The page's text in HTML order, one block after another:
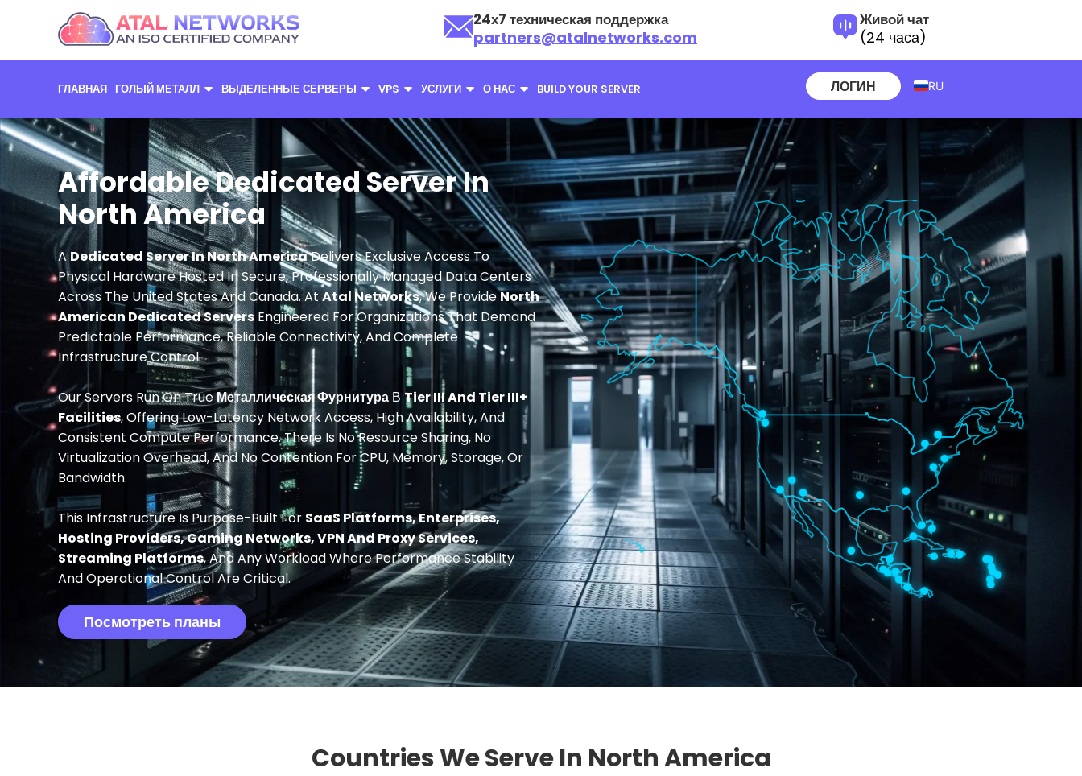
24х7 техническая поддержка
partners@atalnetworks.com
Живой чат
(24 часа)
ГЛАВНАЯ ГОЛЫЙ МЕТАЛЛ ВЫДЕЛЕННЫЕ СЕРВЕРЫ VPS УСЛУГИ О НАС BUILD YOUR SERVER ЛОГИН RU
Affordable Dedicated Server In
North America
ADedicated Server In North AmericaDelivers Exclusive Access To
Physical Hardware Hosted In Secure, Professionally Managed Data Centers
Across The United States And Canada. AtAtal Networks, We ProvideNorth
American Dedicated Servers Engineered For Organizations That Demand
Predictable Performance, Reliable Connectivity, And Complete
Infrastructure Control.
Our Servers Run On TrueМеталлическая Фурнитура В Tier III And Tier III+
Facilities, Offering Low-Latency Network Access, High Availability, And
Consistent Compute Performance. There Is No Resource Sharing, No
Virtualization Overhead, And No Contention For CPU, Memory, Storage, Or
Bandwidth.
This Infrastructure Is Purpose-Built For SaaS Platforms, Enterprises,
Hosting Providers, Gaming Networks, VPN And Proxy Services,
Streaming Platforms, And Any Workload Where Performance Stability
And Operational Control Are Critical.
Посмотреть планы
Countries We Serve In North America